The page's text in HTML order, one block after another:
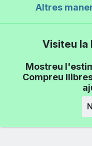
Altres
Visiteu la
Mostreu
Compreu